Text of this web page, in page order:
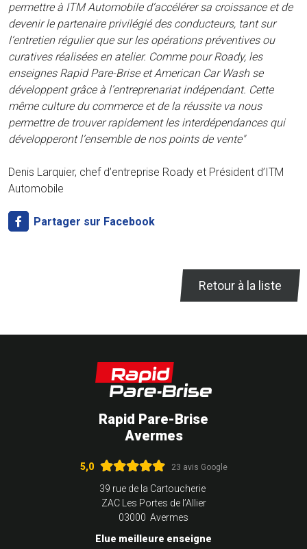
permettre à ITM Automobile d’accélérer sa croissance et de
devenir le partenaire privilégié des conducteurs, tant sur
l’entretien régulier que sur les opérations préventives ou
curatives réalisées en atelier. Comme pour Roady, les
enseignes Rapid Pare-Brise et American Car Wash se
développent grâce à l’entreprenariat indépendant. Cette
même culture du commerce et de la réussite va nous
permettre de trouver rapidement les interdépendances qui
développeront l’ensemble de nos points de vente"
Denis Larquier, chef d’entreprise Roady et Président d’ITM
Automobile
Partager sur Facebook
Retour à la liste
Rapid Pare-Brise
Avermes
5,0 23 avis Google
39 rue de la Cartoucherie
ZAC Les Portes de l’Allier
03000 Avermes
Elue meilleure enseigne